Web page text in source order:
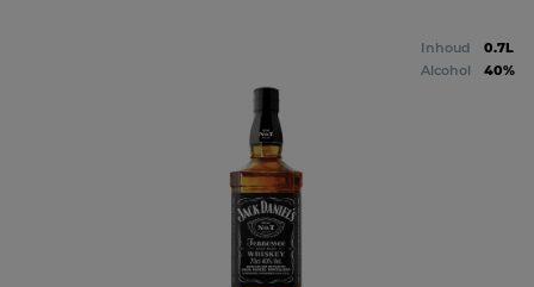
Inhoud
0.7L
Alcohol
40%